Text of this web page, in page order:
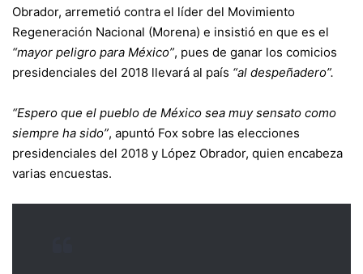
Obrador, arremetió contra el líder del Movimiento
Regeneración Nacional (Morena) e insistió en que es el
“mayor peligro para México”, pues de ganar los comicios
presidenciales del 2018 llevará al país “al despeñadero”.
“Espero que el pueblo de México sea muy sensato como
siempre ha sido”, apuntó Fox sobre las elecciones
presidenciales del 2018 y López Obrador, quien encabeza
varias encuestas.